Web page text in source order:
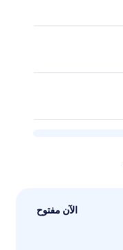
الآن مفتوح